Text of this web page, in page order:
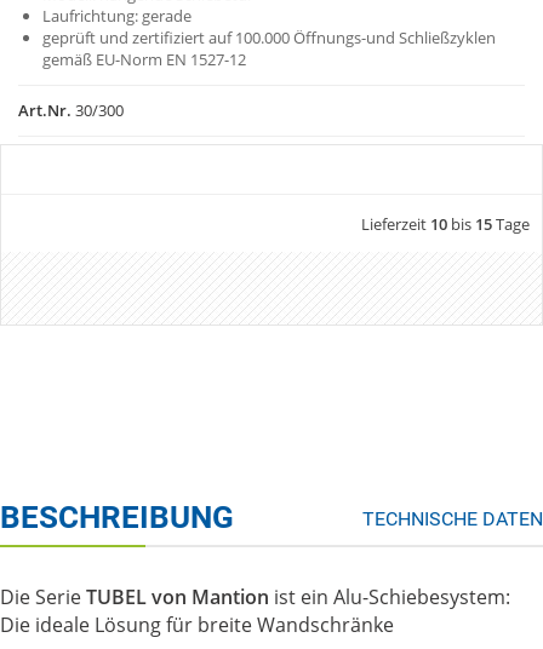
Laufrichtung: gerade
geprüft und zertifiziert auf 100.000 Öffnungs-und Schließzyklen
gemäß EU-Norm EN 1527-12
Art.Nr. 30/300
Lieferzeit 10 bis 15Tage
BESCHREIBUNG TECHNISCHE DATEN
Die SerieTUBEL von Mantion ist ein Alu-Schiebesystem:
Die ideale Lösung für breite Wandschränke